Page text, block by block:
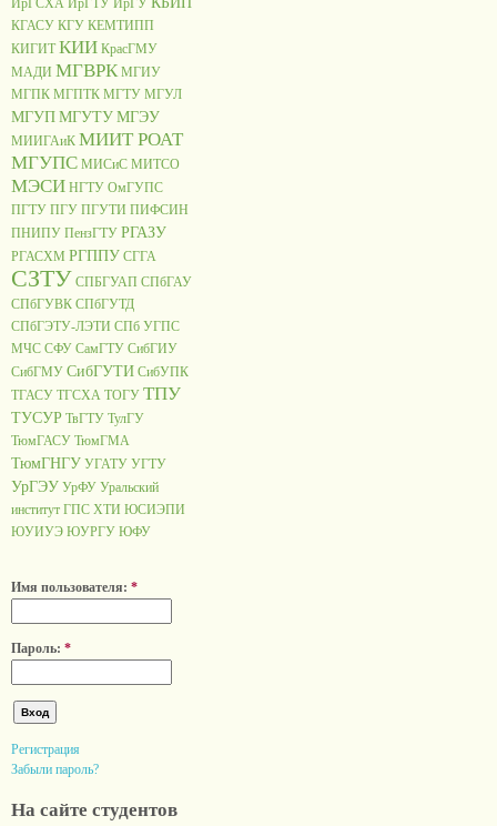
ИрГСХА ИрГТУ ИрГУ
КГАСУ КГУ КЕМТИПП
КИГИТ КИИ КрасГМУ
МАДИ МГВРК МГИУ
МГПК МГПТК МГТУ МГУЛ
МГУПМГУТУМГЭУ
МИИГАиК МИИТ РОАТ
МГУПС МИСиС МИТСО
МЭСИ НГТУ ОмГУПС
ПГТУ ПГУ ПГУТИ ПИФСИН
ПНИПУ ПензГТУ РГАЗУ
РГАСХМ РГППУ СГГА
СЗТУ СПБГУАП СПбГАУ
СПбГУВК СПбГУТД
СПбГЭТУ-ЛЭТИ СПб УГПС
МЧС СФУ СамГТУ СибГИУ
СибГМУ СибГУТИ СибУПК
ТГАСУ ТГСХА ТОГУ ТПУ
ТУСУР ТвГТУ ТулГУ
ТюмГАСУ ТюмГМА
ТюмГНГУ УГАТУ УГТУ
УрГЭУ УрФУ Уральский
институт ГПС ХТИ ЮСИЭПИ
ЮУИУЭ ЮУРГУ ЮФУ
Имя пользователя: *
Пароль: *
Регистрация
Забыли пароль?
На сайте студентов